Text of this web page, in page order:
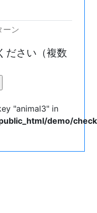
ーン
ださい（複数
"animal3" in
demo/